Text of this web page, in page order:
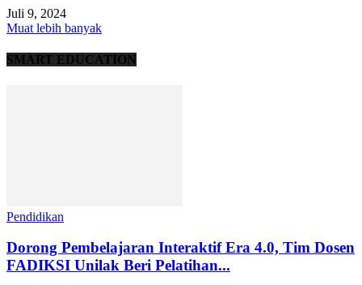
Juli 9, 2024
Muat lebih banyak
SMART EDUCATION
Pendidikan
Dorong Pembelajaran Interaktif Era 4.0, Tim Dosen
FADIKSI Unilak Beri Pelatihan...